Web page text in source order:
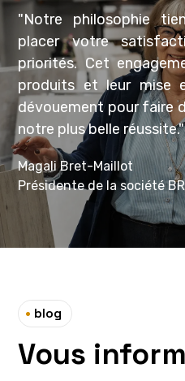
"Notre philosophie
placer votre
priorités. Cet
produits et leur mise
dévouement pour faire
notre plus belle réussite."
Magali Bret-Maillot
Présidente de la société
• blog
Vous